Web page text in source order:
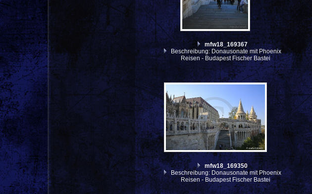
mfw18_169367
Beschreibung: Donausonate mit Phoenix
Reisen - Budapest Fischer Bastei
mfw18_169350
Beschreibung: Donausonate mit Phoenix
Reisen - Budapest Fischer Bastei